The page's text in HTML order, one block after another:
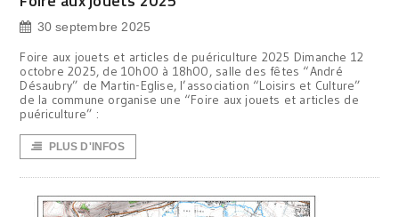
30 septembre 2025
Foire aux jouets et articles de puériculture 2025 Dimanche 12
octobre 2025, de 10h00 à 18h00, salle des fêtes “André
Désaubry” de Martin-Eglise, l’association “Loisirs et Culture”
de la commune organise une “Foire aux jouets et articles de
puériculture” :
PLUS D'INFOS